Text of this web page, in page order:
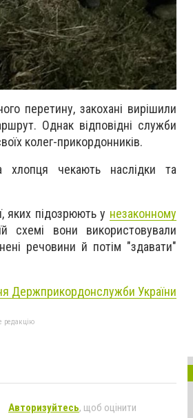
перетину, закохані вирішили
Однак відповідні служби
колег-прикордонників.
чекають наслідки та
яких підозрюють у незаконному
схемі вони використовували
речовини й потім "здавати"
Держприкордонслужби України
редакцію
Авторизуйтесь, щоб оцінити